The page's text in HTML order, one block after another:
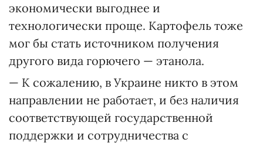
экономически выгоднее и
технологически проще. Картофель тоже
мог бы стать источником получения
другого вида горючего — этанола.
— К сожалению, в Украине никто в этом
направлении не работает, и без наличия
соответствующей государственной
поддержки и сотрудничества с